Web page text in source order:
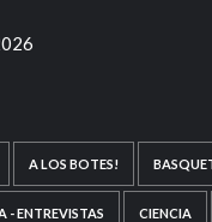
A LOS BOTES!
- ENTREVISTAS CIENCIA